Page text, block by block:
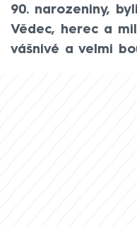
90. narozeniny,
Vědec, herec a
vášnivé a velmi